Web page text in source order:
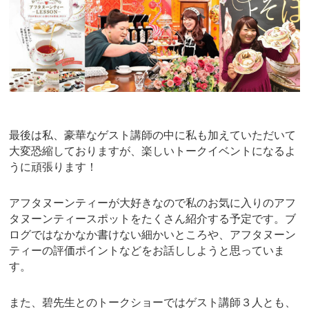
最後は私、豪華なゲスト講師の中に私も加えていただいて
大変恐縮しておりますが、楽しいトークイベントになるよ
うに頑張ります！
アフタヌーンティーが大好きなので私のお気に入りのアフ
タヌーンティースポットをたくさん紹介する予定です。ブ
ログではなかなか書けない細かいところや、アフタヌーン
ティーの評価ポイントなどをお話ししようと思っていま
す。
また、碧先生とのトークショーではゲスト講師３人とも、